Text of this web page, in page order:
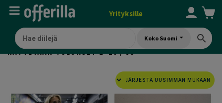
Yrityksille
Koko Suomi
NÄYTETÄÄN TULOKSET 1–16 / 35SORTED
LATEST